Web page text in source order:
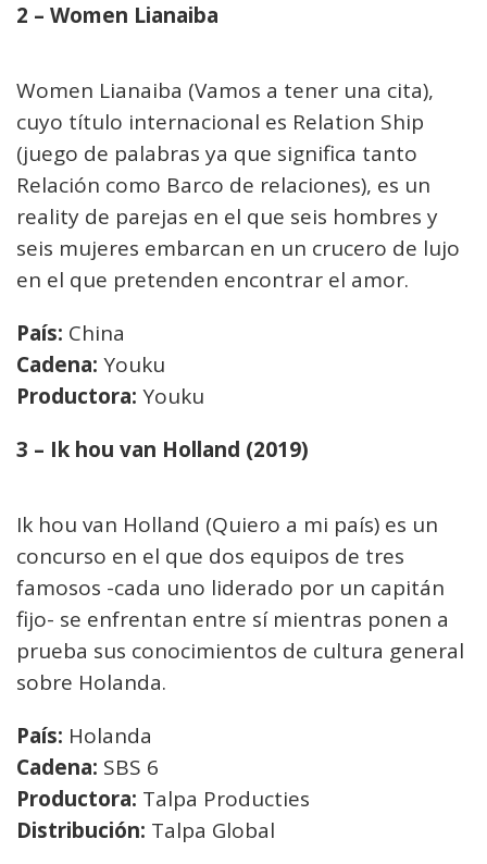
2 – Women Lianaiba
Women Lianaiba (Vamos a tener una cita),
cuyo título internacional es Relation Ship
(juego de palabras ya que significa tanto
Relación como Barco de relaciones), es un
reality de parejas en el que seis hombres y
seis mujeres embarcan en un crucero de lujo
en el que pretenden encontrar el amor.
País: China
Cadena: Youku
Productora: Youku
3 – Ik hou van Holland (2019)
Ik hou van Holland (Quiero a mi país) es un
concurso en el que dos equipos de tres
famosos -cada uno liderado por un capitán
fijo- se enfrentan entre sí mientras ponen a
prueba sus conocimientos de cultura general
sobre Holanda.
País: Holanda
Cadena: SBS 6
Productora: Talpa Producties
Distribución: Talpa Global